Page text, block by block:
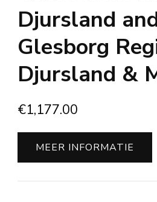
Djursland
Glesborg
Djursland &
€1,177.00
MEER INFORMATIE